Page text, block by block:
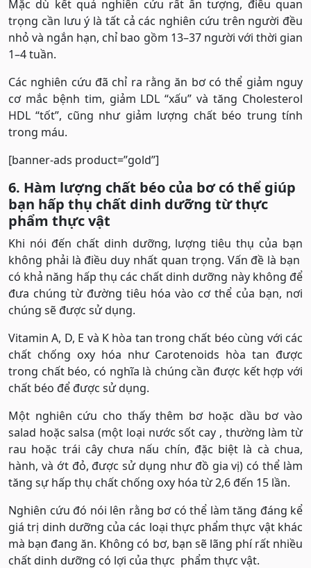
Mặc dù kết quả nghiên cứu rất ấn tượng, điều quan
trọng cần lưu ý là tất cả các nghiên cứu trên người đều
nhỏ và ngắn hạn, chỉ bao gồm 13–37 người với thời gian
1–4 tuần.
Các nghiên cứu đã chỉ ra rằng ăn bơ có thể giảm nguy
cơ mắc bệnh tim, giảm LDL “xấu” và tăng Cholesterol
HDL “tốt”, cũng như giảm lượng chất béo trung tính
trong máu.
[banner-ads product=”gold”]
6. Hàm lượng chất béo của bơ có thể giúp
bạn hấp thụ chất dinh dưỡng từ thực
phẩm thực vật
Khi nói đến chất dinh dưỡng, lượng tiêu thụ của bạn
không phải là điều duy nhất quan trọng. Vấn đề là bạn
có khả năng hấp thụ các chất dinh dưỡng này không để
đưa chúng từ đường tiêu hóa vào cơ thể của bạn, nơi
chúng sẽ được sử dụng.
Vitamin A, D, E và K hòa tan trong chất béo cùng với các
chất chống oxy hóa như Carotenoids hòa tan được
trong chất béo, có nghĩa là chúng cần được kết hợp với
chất béo để được sử dụng.
Một nghiên cứu cho thấy thêm bơ hoặc dầu bơ vào
salad hoặc salsa (một loại nước sốt cay , thường làm từ
rau hoặc trái cây chưa nấu chín, đặc biệt là cà chua,
hành, và ớt đỏ, được sử dụng như đồ gia vị) có thể làm
tăng sự hấp thụ chất chống oxy hóa từ 2,6 đến 15 lần.
Nghiên cứu đó nói lên rằng bơ có thể làm tăng đáng kể
giá trị dinh dưỡng của các loại thực phẩm thực vật khác
mà bạn đang ăn. Không có bơ, bạn sẽ lãng phí rất nhiều
chất dinh dưỡng có lợi của thực phẩm thực vật.